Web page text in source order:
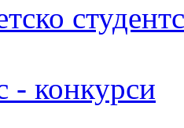
- конкурси